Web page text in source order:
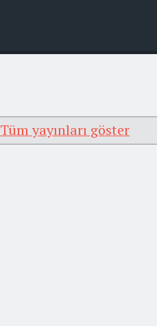
Tüm yayınları göster